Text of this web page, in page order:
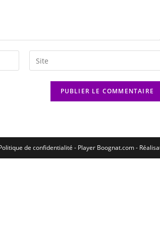
de confidentialité - Player Boognat.com-